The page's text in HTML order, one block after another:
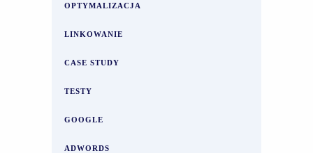
OPTYMALIZACJA
LINKOWANIE
CASE STUDY
TESTY
GOOGLE
ADWORDS